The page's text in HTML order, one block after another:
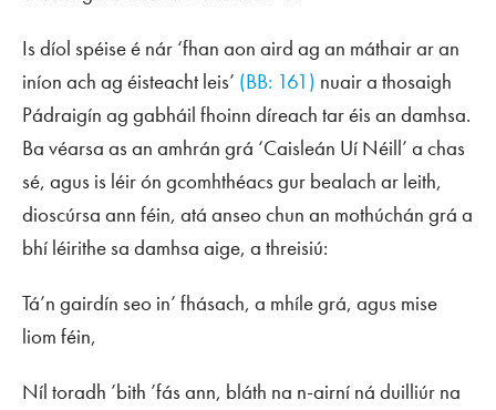
Is díol spéise é nár ‘fhan aon aird ag an máthair ar an
iníon ach ag éisteacht leis’ (BB: 161) nuair a thosaigh
Pádraigín ag gabháil fhoinn díreach tar éis an damhsa.
Ba véarsa as an amhrán grá ‘Caisleán Uí Néill’ a chas
sé, agus is léir ón gcomhthéacs gur bealach ar leith,
dioscúrsa ann féin, atá anseo chun an mothúchán grá a
bhí léirithe sa damhsa aige, a threisiú:
Tá’n gairdín seo in’ fhásach, a mhíle grá, agus mise
liom féin,
Níl toradh ’bith ’fás ann, bláth na n-airní ná duilliúr na